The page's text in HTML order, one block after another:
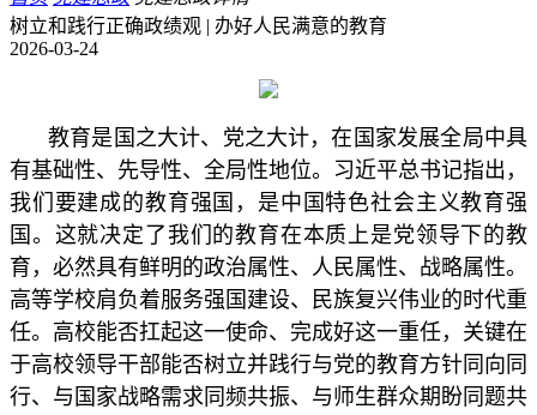
树立和践行正确政绩观 | 办好人民满意的教育
2026-03-24
教育是国之大计、党之大计，在国家发展全局中具
有基础性、先导性、全局性地位。习近平总书记指出，
我们要建成的教育强国，是中国特色社会主义教育强
国。这就决定了我们的教育在本质上是党领导下的教
育，必然具有鲜明的政治属性、人民属性、战略属性。
高等学校肩负着服务强国建设、民族复兴伟业的时代重
任。高校能否扛起这一使命、完成好这一重任，关键在
于高校领导干部能否树立并践行与党的教育方针同向同
行、与国家战略需求同频共振、与师生群众期盼同题共